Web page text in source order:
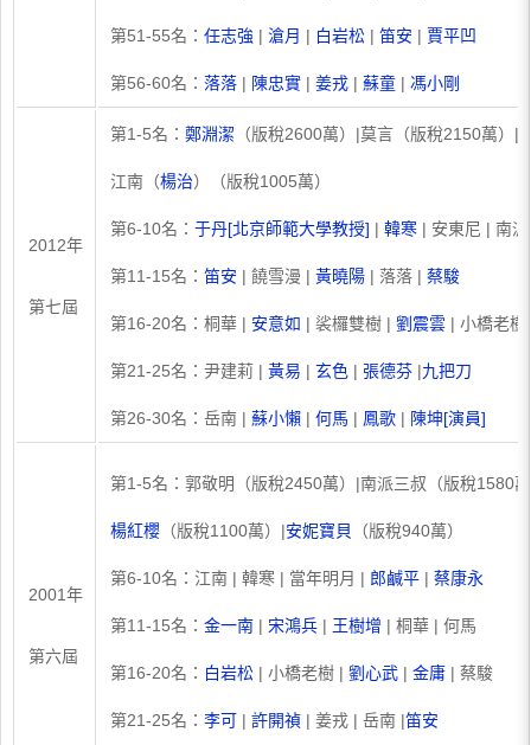
第51-55名： 任志強 | 滄月 | 白岩松 | 笛安 | 賈平凹
第56-60名： 落落 | 陳忠實 | 姜戎 | 蘇童 | 馮小剛
2012年
第七屆
第1-5名： 鄭淵潔 （版稅2600萬）|莫言（版稅2150萬）|
江南（楊治）（版稅1005萬）
第6-10名： 于丹[北京師範大學教授] | 韓寒 | 安東尼 | 南
第11-15名： 笛安 | 饒雪漫 | 黃曉陽 | 落落 | 蔡駿
第16-20名：桐華 | 安意如 | 裟欏雙樹 | 劉震雲 | 小橋老樹
第21-25名：尹建莉 | 黃易 | 玄色 | 張德芬 |九把刀
第26-30名：岳南 | 蘇小懶 | 何馬 | 鳳歌 | 陳坤[演員]
2001年
第六屆
第1-5名：郭敬明（版稅2450萬）|南派三叔（版稅1580
楊紅櫻 （版稅1100萬）|安妮寶貝 （版稅940萬）
第6-10名：江南 | 韓寒 | 當年明月 | 郎鹹平 | 蔡康永
第11-15名： 金一南 | 宋鴻兵 | 王樹增 | 桐華 | 何馬
第16-20名： 白岩松 | 小橋老樹 | 劉心武 | 金庸 | 蔡駿
第21-25名： 李可 | 許開禎 | 姜戎 | 岳南 |笛安